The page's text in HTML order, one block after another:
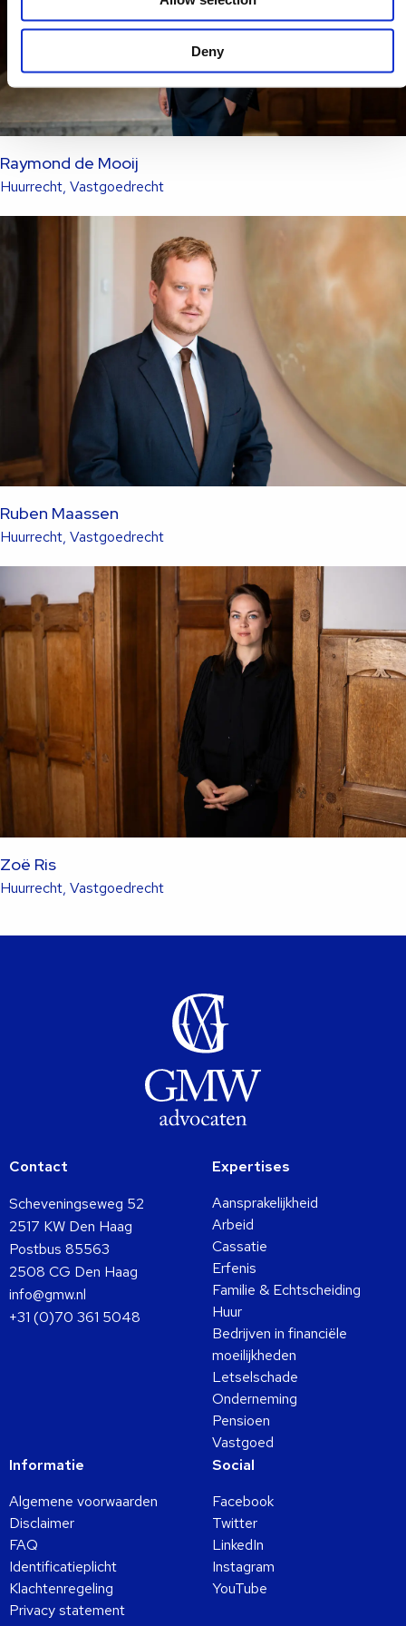
Deny
Raymond de Mooij
Huurrecht, VastgoedrechtLees
deze
advocaat
Ruben Maassen
Huurrecht, VastgoedrechtLees
deze
advocaat
Zoë Ris
Huurrecht, VastgoedrechtLees
over
Contact
Scheveningseweg 52
2517 KW Den Haag
Postbus 85563
2508 CG Den Haag
info@gmw.nl
+31 (0)70 361 5048
Expertises
Aansprakelijkheid
Arbeid
Cassatie
Erfenis
Familie & Echtscheiding
Huur
Bedrijven in financiële
moeilijkheden
Letselschade
Onderneming
Pensioen
Vastgoed
Informatie
Algemene voorwaarden
Disclaimer
FAQ
Identificatieplicht
Klachtenregeling
Privacy statement
Social
Facebook
Twitter
LinkedIn
Instagram
YouTube